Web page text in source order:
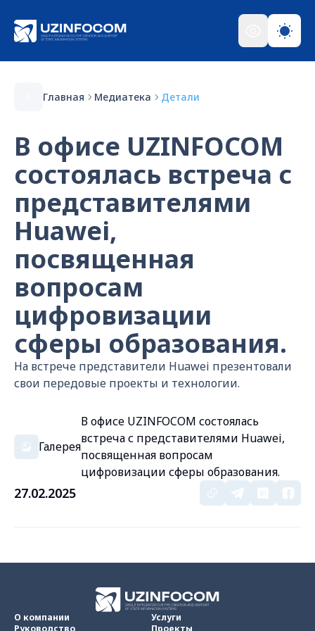
Главная Медиатека Детали
В офисе UZINFOCOM
состоялась встреча с
представителями
Huawei,
посвященная
вопросам
цифровизации
сферы образования.
На встрече представители Huawei презентовали
свои передовые проекты и технологии.
Галерея
В офисе UZINFOCOM состоялась
встреча с представителями Huawei,
посвященная вопросам
цифровизации сферы образования.
27.02.2025
О компании
Услуги